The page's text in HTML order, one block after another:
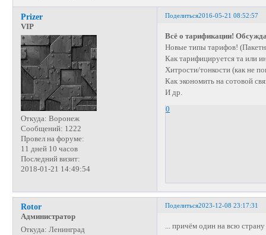
Поделиться2016-05-21 08:52:57
Prizer
VIP
Откуда: Воронеж
Сообщений: 1222
Провел на форуме:
11 дней 10 часов
Последний визит:
2018-01-21 14:49:54
Всё о тарификации!
Новые типы тарифов!
Как тарифицируется та или
Хитрости/тонкости (как не
Как экономить на сотовой
И др.
0
Поделиться2023-12-08 23:17:31
Rotor
Администратор
Откуда: Ленинград
... причём один на всю